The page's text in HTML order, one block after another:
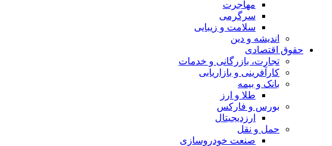
مهاجرت
سرگرمی
سلامت و زیبایی
اندیشه و دین
حقوق اقتصادی
تجارت، بازرگانی و خدمات
کارآفرینی و بازاریابی
بانک و بیمه
طلا و ارز
بورس و فارکس
ارزدیجیتال
حمل و نقل
صنعت خودروسازی